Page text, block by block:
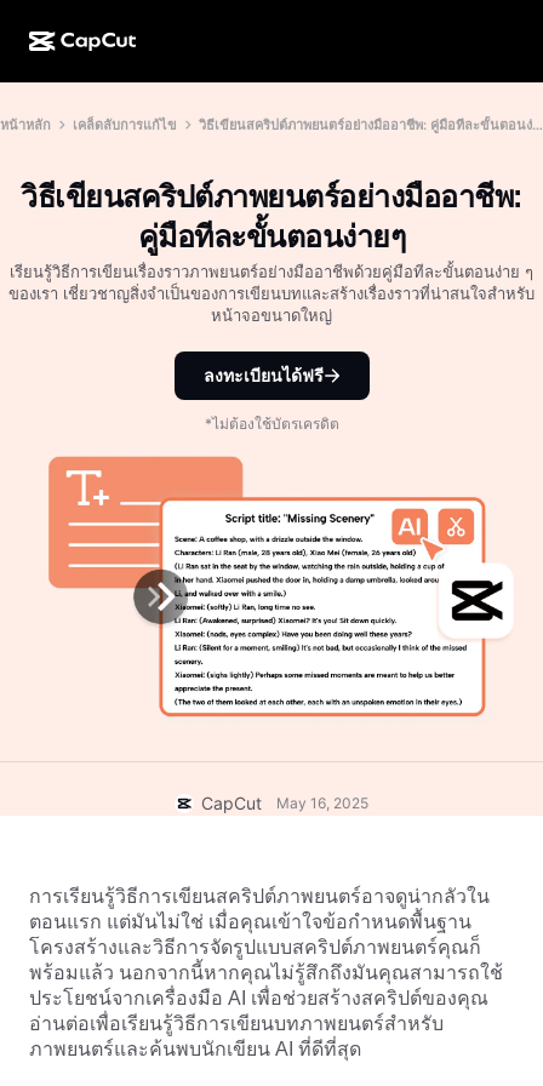
CapCut บนเดสก์ท็อป
CapCut ออนไลน์
CapCut Pad
CapCut บนมือถือ
การสร้างผลงานด้วย AI
ตัวสร้างวิดีโอ AI
เครื่องมือสร้างรูปภาพ AI
เครื่องมือปรับปรุงรูปภาพ AI
Dreamina Seedance 2.5
Nano Banana Pro
Gemini Omni
ข้อความและเสียง
คำบรรยายอัตโนมัติ
แม่แบบคำบรรยาย
การจดจำคำพูด
ข้อความเป็นคำพูด
ปรับปรุงเสียงพูด
ลดเสียงรบกวน
รูปภาพ
ฟีเจอร์
เครื่องมือสร้างและแก้ไขวิดีโอ
เครื่องมือสร้างและแก้ไขรูปภาพ
เครื่องมือสร้างและแก้ไขเสียงพูด
กรณีการใช้งาน
การตลาด
ไลฟ์สไตล์และวล็อก
ดีไซน์แบบปรับแต่งเอง
แหล่งข้อมูล
เทรนด์ในตลาด
ตัวเลือกยอดนิยม
เทรนด์และเคล็ดลับสำหรับแม่แบบ
แม่แบบโซเชียลมีเดีย
แม่แบบเทศกาลวันหยุด
แม่แบบวันครบรอบ
แม่แบบเอฟเฟกต์
แม่แบบธุรกิจ
แม่แบบอุตสาหกรรม
เกี่ยวกับ
โครงการริเริ่ม
พันธมิตร
โปรแกรมไพโอเนียร์
โปรแกรมพันธมิตรเพื่อการสร้างสรรค์
โปรแกรม CapCut Creative Campus
ความช่วยเหลือ
ศูนย์ความเชื่อถือ
เปิด CapCut
หน้าหลัก เคล็ดลับการแก้ไข วิธีเขียนสคริปต์ภาพยนตร์อย่างมืออาชีพ: คู่มือทีละขั้นตอนง่ายๆ
วิธีเขียนสคริปต์ภาพยนตร์อย่างมืออาชีพ:
คู่มือทีละขั้นตอนง่ายๆ
เรียนรู้วิธีการเขียนเรื่องราวภาพยนตร์อย่างมืออาชีพด้วยคู่มือทีละขั้นตอนง่าย ๆ
ของเรา เชี่ยวชาญสิ่งจำเป็นของการเขียนบทและสร้างเรื่องราวที่น่าสนใจสำหรับ
หน้าจอขนาดใหญ่
ลงทะเบียนได้ฟรี
*ไม่ต้องใช้บัตรเครดิต
CapCut May 16, 2025
การเรียนรู้วิธีการเขียนสคริปต์ภาพยนตร์อาจดูน่ากลัวใน
ตอนแรก แต่มันไม่ใช่ เมื่อคุณเข้าใจข้อกำหนดพื้นฐาน
โครงสร้างและวิธีการจัดรูปแบบสคริปต์ภาพยนตร์คุณก็
พร้อมแล้ว นอกจากนี้หากคุณไม่รู้สึกถึงมันคุณสามารถใช้
ประโยชน์จากเครื่องมือ AI เพื่อช่วยสร้างสคริปต์ของคุณ
อ่านต่อเพื่อเรียนรู้วิธีการเขียนบทภาพยนตร์สำหรับ
ภาพยนตร์และค้นพบนักเขียน AI ที่ดีที่สุด